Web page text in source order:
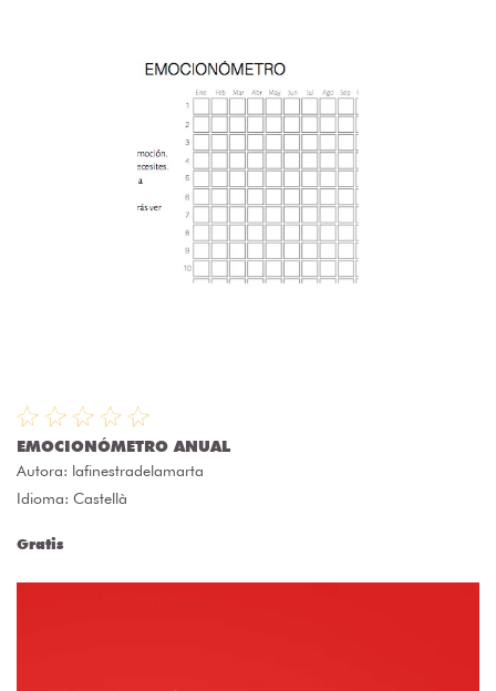
EMOCIONÓMETRO ANUAL
Autora: lafinestradelamarta
Idioma: Castellà
Gratis